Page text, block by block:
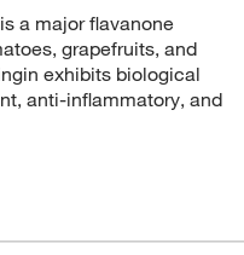
a major flavanone
grapefruits, and
exhibits biological
anti-inflammatory, and